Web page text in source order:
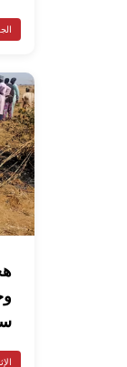
الجمعة،
الإثنين،